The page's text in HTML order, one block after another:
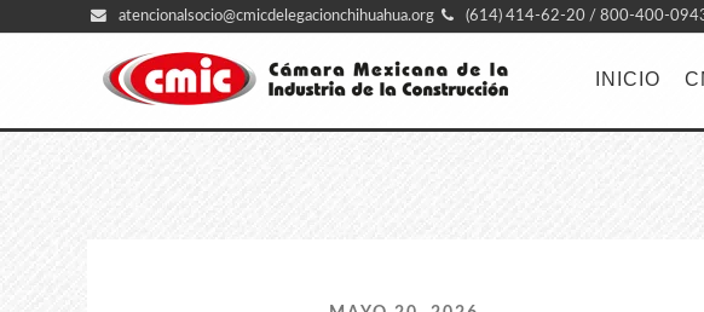
atencionalsocio@cmicdelegacionchihuahua.org (614) 414-62-20 / 800-400-
INICIO